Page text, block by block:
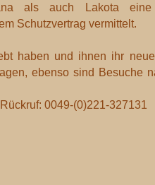
als auch Lakota eine
Schutzvertrag vermittelt.
haben und ihnen ihr
ebenso sind Besuche
0049-(0)221-327131